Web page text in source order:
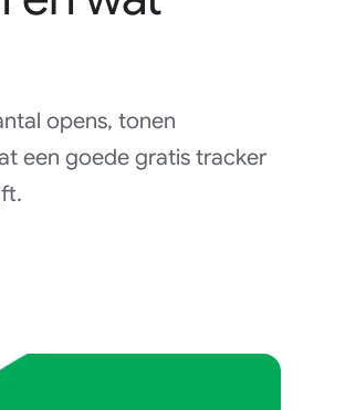
opens, tonen
een goede gratis tracker